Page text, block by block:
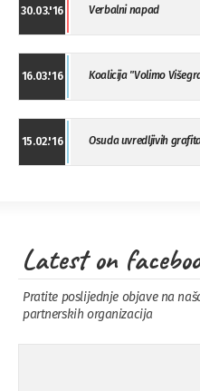
30.03.'16 Verbalni napad
16.03.'16 Koalicija "Volimo
15.02.'16 Osuda uvredljivih
13.11.'15 Osuda napada u Drvaru
Pe ...
Latest on
Pratite poslijednje objave na
partnerskih organizacija